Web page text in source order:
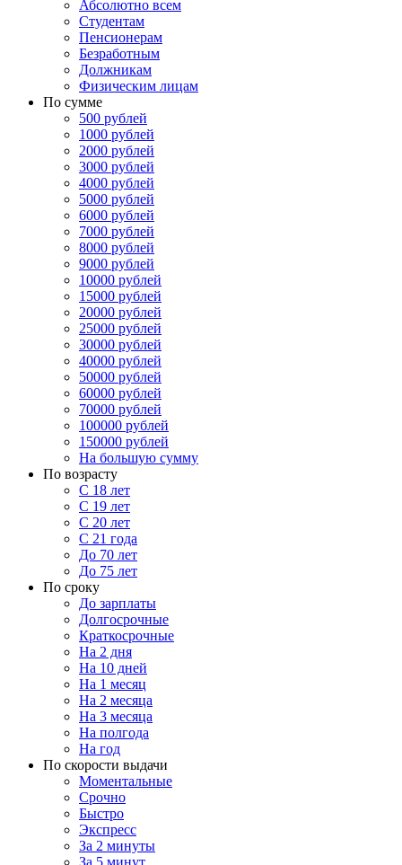
Абсолютно всем
Студентам
Пенсионерам
Безработным
Должникам
Физическим лицам
По сумме
500 рублей
1000 рублей
2000 рублей
3000 рублей
4000 рублей
5000 рублей
6000 рублей
7000 рублей
8000 рублей
9000 рублей
10000 рублей
15000 рублей
20000 рублей
25000 рублей
30000 рублей
40000 рублей
50000 рублей
60000 рублей
70000 рублей
100000 рублей
150000 рублей
На большую сумму
По возрасту
С 18 лет
С 19 лет
С 20 лет
С 21 года
До 70 лет
До 75 лет
По сроку
До зарплаты
Долгосрочные
Краткосрочные
На 2 дня
На 10 дней
На 1 месяц
На 2 месяца
На 3 месяца
На полгода
На год
По скорости выдачи
Моментальные
Срочно
Быстро
Экспресс
За 2 минуты
За 5 минут